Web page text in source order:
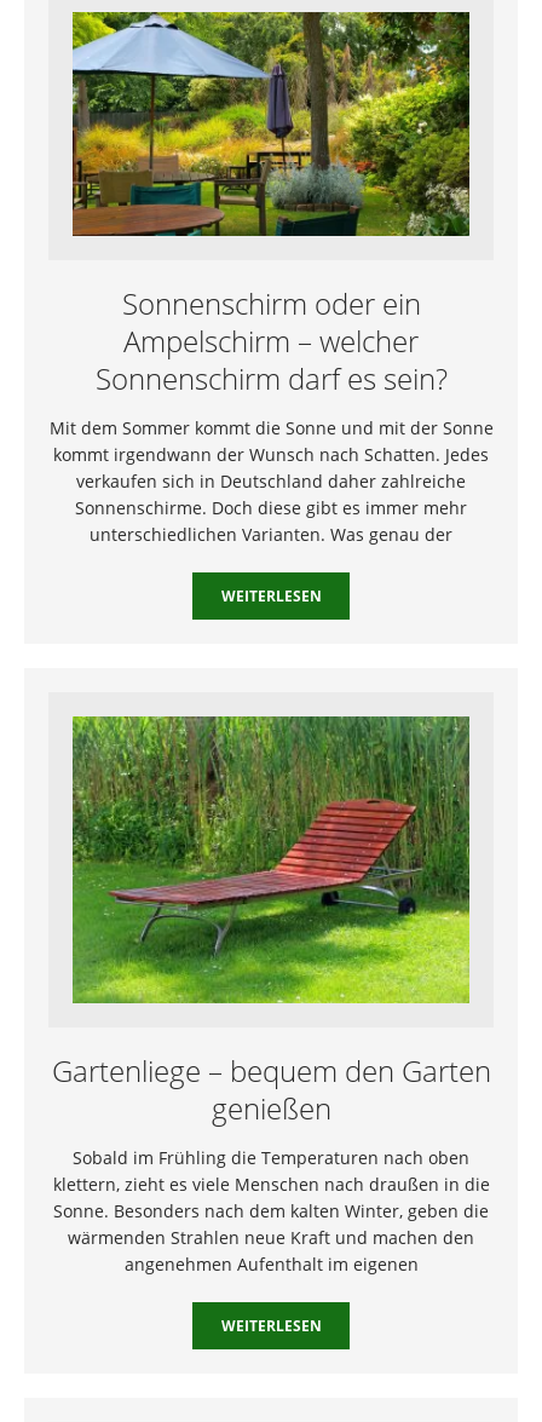
Sonnenschirm oder ein
Ampelschirm – welcher
Sonnenschirm darf es sein?
Mit dem Sommer kommt die Sonne und mit der Sonne
kommt irgendwann der Wunsch nach Schatten. Jedes
verkaufen sich in Deutschland daher zahlreiche
Sonnenschirme. Doch diese gibt es immer mehr
unterschiedlichen Varianten. Was genau der
WEITERLESEN
Gartenliege – bequem den Garten
genießen
Sobald im Frühling die Temperaturen nach oben
klettern, zieht es viele Menschen nach draußen in die
Sonne. Besonders nach dem kalten Winter, geben die
wärmenden Strahlen neue Kraft und machen den
angenehmen Aufenthalt im eigenen
WEITERLESEN